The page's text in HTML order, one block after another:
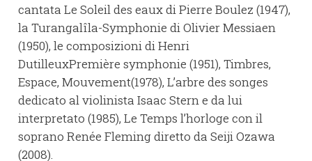
cantata Le Soleil des eaux di Pierre Boulez (1947),
la Turangalîla-Symphonie di Olivier Messiaen
(1950), le composizioni di Henri
DutilleuxPremière symphonie (1951), Timbres,
Espace, Mouvement(1978), L’arbre des songes
dedicato al violinista Isaac Stern e da lui
interpretato (1985), Le Temps l’horloge con il
soprano Renée Fleming diretto da Seiji Ozawa
(2008).